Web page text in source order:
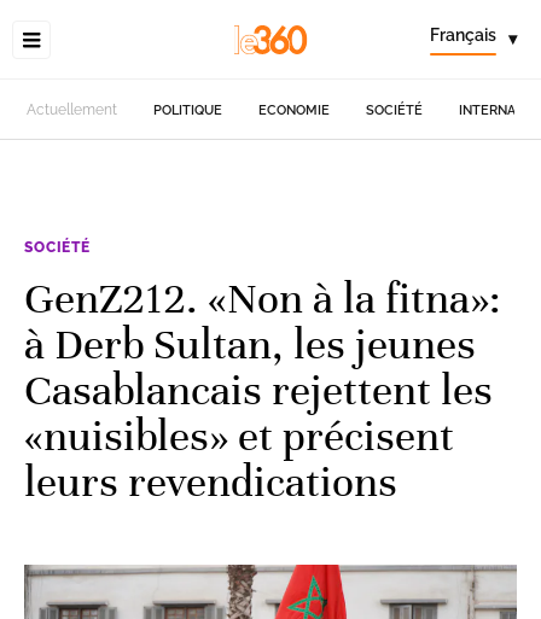
Français ▾
Actuellement POLITIQUE ECONOMIE SOCIÉTÉ
SOCIÉTÉ
GenZ212. «Non à la fitna»:
à Derb Sultan, les jeunes
Casablancais rejettent les
«nuisibles» et précisent
leurs revendications